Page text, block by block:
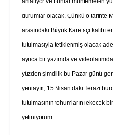
anlatıyor ve bunlar muhtemelen
durumlar olacak. Çünkü o tarihte
arasındaki Büyük Kare açı kalıbı
tutulmasıyla tetiklenmiş olacak
ayrıca bir yazımda ve
yüzden şimdilik bu Pazar günü
yeniayın, 15 Nisan’daki Terazi
tutulmasının tohumlarını ekecek
yetiniyorum.